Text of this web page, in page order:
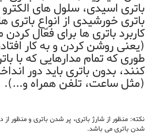
باتری اسیدی، سلول های
باتری خورشیدی از انواع باتری
کاربرد باتری ها برای فعّال
(یعنی روشن کردن و به کار
طوری که تمام مدارهایی که با
کنند، بدون باتری باید دور
(مثل ساعت، تلفن همراه و...).
نکته: منظور از شارژ باتری، پر شدن باتری و منظور از
شدن باتری می باشد.